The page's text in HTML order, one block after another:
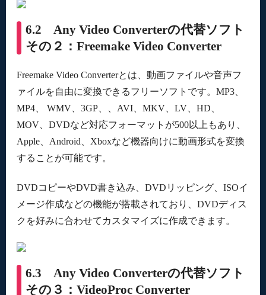
6.2 Any Video Converterの代替ソフト
その２：Freemake Video Converter
Freemake Video Converterとは、動画ファイルや音声フ
ァイルを自由に変換できるフリーソフトです。MP3、
MP4、 WMV、3GP、、AVI、MKV、LV、HD、
MOV、DVDなど対応フォーマットが500以上もあり、
Apple、Android、Xboxなど機器向けに動画形式を変換
することが可能です。
DVDコピーやDVD書き込み、DVDリッピング、ISOイ
メージ作成などの機能が搭載されており、DVDディス
クを好みに合わせてカスタマイズに作成できます。
6.3 Any Video Converterの代替ソフト
その３：VideoProc Converter